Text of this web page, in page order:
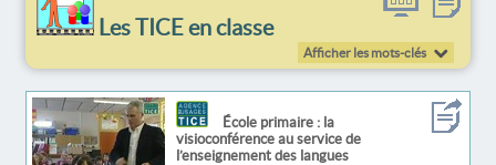
Les TICE en classe
Afficher les mots-clés
École primaire : la
visioconférence au service de
l’enseignement des langues